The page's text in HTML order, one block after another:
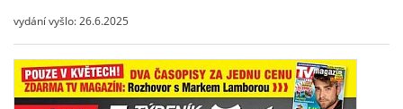
vydání vyšlo: 26.6.2025